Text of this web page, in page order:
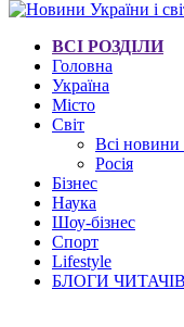
ВСІ РОЗДІЛИ
Головна
Україна
Місто
Світ
Всі новини
Росія
Бізнес
Наука
Шоу-бізнес
Спорт
Lifestyle
БЛОГИ ЧИТАЧІВ